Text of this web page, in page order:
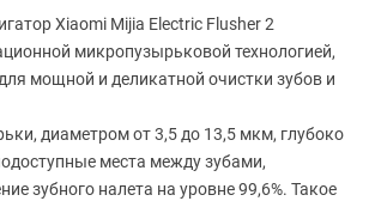
Xiaomi Mijia Electric Flusher 2
микропузырьковой технологией,
мощной и деликатной очистки зубов и
диаметром от 3,5 до 13,5 мкм, глубоко
места между зубами,
зубного налета на уровне 99,6%. Такое